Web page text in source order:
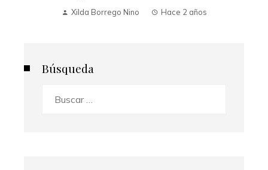
Xilda Borrego Nino Hace 2 años
Búsqueda